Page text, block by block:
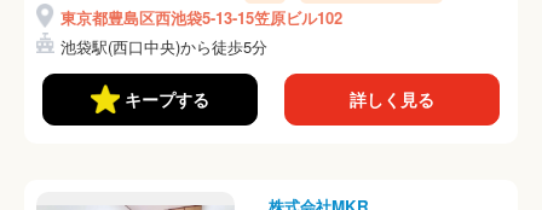
東京都豊島区西池袋5-13-15笠原ビル102
池袋駅(西口中央)から徒歩5分
キープする 詳しく見る
株式会社MKR